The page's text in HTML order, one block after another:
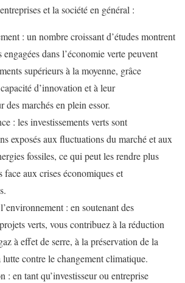
et la société en général :
: un nombre croissant d’études montrent
engagées dans l’économie verte peuvent
supérieurs à la moyenne, grâce
d’innovation et à leur
des marchés en plein essor.
: les investissements verts sont
exposés aux fluctuations du marché et aux
fossiles, ce qui peut les rendre plus
face aux crises économiques et
: en soutenant des
verts, vous contribuez à la réduction
à effet de serre, à la préservation de la
contre le changement climatique.
: en tant qu’investisseur ou entreprise